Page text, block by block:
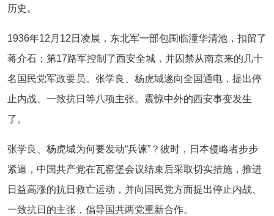
历史。
1936年12月12日凌晨，东北军一部包围临潼华清池，扣留了
蒋介石；第17路军控制了西安全城，并囚禁从南京来的几十
名国民党军政要员。张学良、杨虎城遂向全国通电，提出停
止内战、一致抗日等八项主张。震惊中外的西安事变发生
了。
张学良、杨虎城为何要发动“兵谏”？彼时，日本侵略者步步
紧逼，中国共产党在瓦窑堡会议结束后采取切实措施，推进
日益高涨的抗日救亡运动，并向国民党方面提出停止内战、
一致抗日的主张，倡导国共两党重新合作。